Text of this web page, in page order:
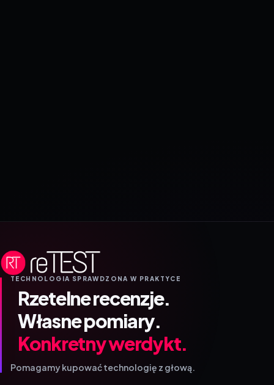
TECHNOLOGIA SPRAWDZONA W PRAKTYCE
Rzetelne recenzje.
Własne pomiary.
Konkretny werdykt.
Pomagamy kupować technologię z głową.